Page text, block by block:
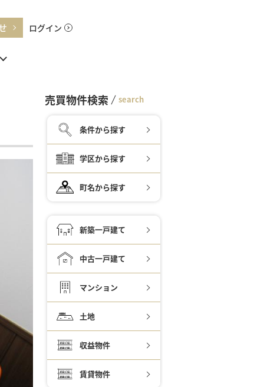
ログイン
売買物件検索 search
条件から探す
学区から探す
町名から探す
新築一戸建て
中古一戸建て
マンション
土地
収益物件
賃貸物件